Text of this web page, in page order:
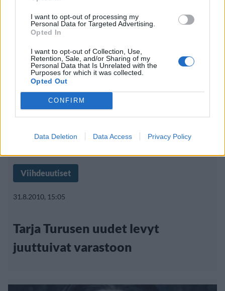
I want to opt-out of processing my
Personal Data for Targeted Advertising.
Opted In
I want to opt-out of Collection, Use,
Retention, Sale, and/or Sharing of my
Personal Data that Is Unrelated with the
Purposes for which it was collected.
Opted Out
CONFIRM
Data Deletion Data Access Privacy Policy
Turunen julkaisee
Viihdeuutiset
31.8.2010, 15:05
Tarja Turusen uudet levyt
juuttuivat varastoon